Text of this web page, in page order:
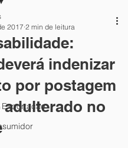
indenizar
por postagem
adulterado no
2017 2 min de leitura